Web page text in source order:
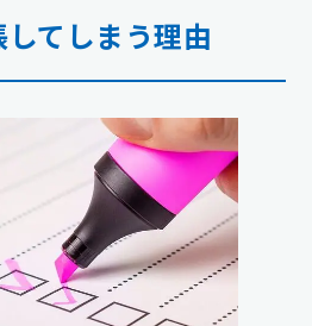
てしまう理由